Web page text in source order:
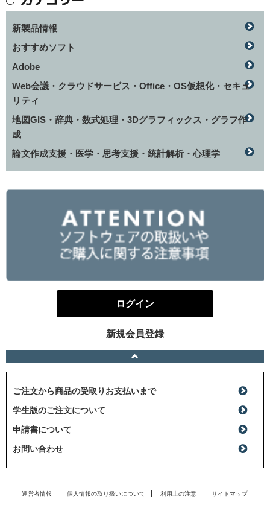
新製品情報
おすすめソフト
Adobe
Web会議・クラウドサービス・Office・OS仮想化・セキュ
リティ
地図GIS・辞典・数式処理・3Dグラフィックス・グラフ作
成
論文作成支援・医学・思考支援・統計解析・心理学
ログイン
新規会員登録
ご注文から商品の受取りお支払いまで
学生版のご注文について
申請書について
お問い合わせ
運営者情報 個人情報の取り扱いについて 利用上の注意 サイトマップ